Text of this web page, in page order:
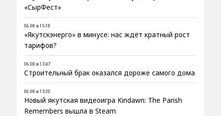
«СырФест»
06.08 в 15:18
«Якутскэнерго» в минусе: нас ждёт кратный рост
тарифов?
06.08 в 13:47
Строительный брак оказался дороже самого дома
06.08 в 13:20
Новый якутская видеоигра Kindawn: The Parish
Remembers вышла в Steam